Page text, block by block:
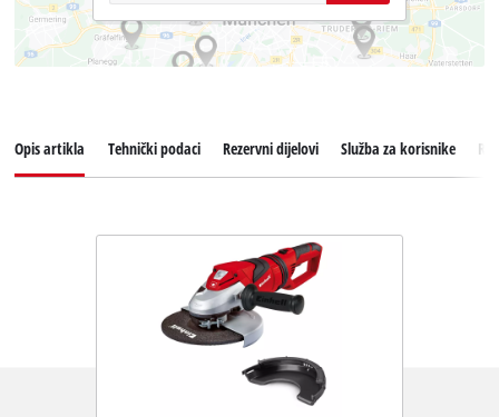
Opis artikla Tehnički podaci Rezervni dijelovi Služba za korisnike